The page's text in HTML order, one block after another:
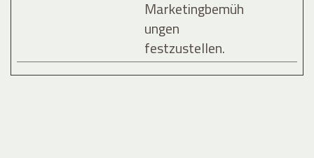
Marketingbemüh
ungen
festzustellen.